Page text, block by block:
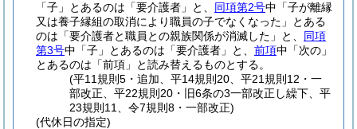
「子」とあるのは「要介護者」と、 同項第2号中「子が離縁
又は養子縁組の取消により職員の子でなくなった」とある
のは「要介護者と職員との親族関係が消滅した」と、 同項
第3号中「子」とあるのは「要介護者」と、 前項中「次の」
とあるのは「前項」と読み替えるものとする。
(平11規則5・追加、平14規則20、平21規則12・一
部改正、平22規則20・旧6条の3一部改正し繰下、平
23規則11、令7規則8・一部改正)
(代休日の指定)